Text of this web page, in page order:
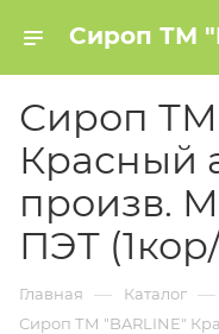
Сироп ТМ
Красный
произв.
ПЭТ
Главная — Каталог —
Сироп ТМ "BARLINE"